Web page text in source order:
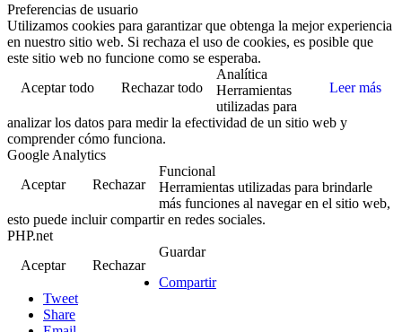
Preferencias de usuario
Utilizamos cookies para garantizar que obtenga la mejor experiencia
en nuestro sitio web. Si rechaza el uso de cookies, es posible que
este sitio web no funcione como se esperaba.
Aceptar todo
Rechazar todo Leer más
Analítica
Herramientas
utilizadas para
analizar los datos para medir la efectividad de un sitio web y
comprender cómo funciona.
Google Analytics
Aceptar
Rechazar
Funcional
Herramientas utilizadas para brindarle
más funciones al navegar en el sitio web,
esto puede incluir compartir en redes sociales.
PHP.net
Aceptar
Rechazar
Guardar
Compartir
Tweet
Share